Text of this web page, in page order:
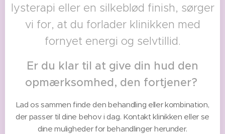
lysterapi eller en silkeblød finish, sørger
vi for, at du forlader klinikken med
fornyet energi og selvtillid.
Er du klar til at give din hud den
opmærksomhed, den fortjener?
Lad os sammen finde den behandling eller kombination,
der passer til dine behov i dag. Kontakt klinikken eller se
dine muligheder for behandlinger herunder.